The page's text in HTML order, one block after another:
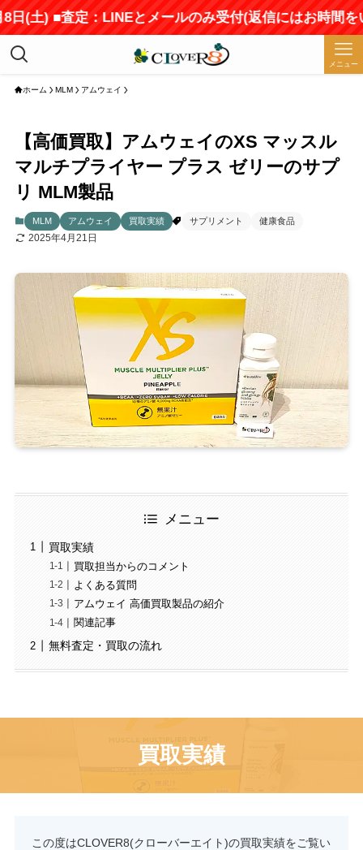
) ■査定：LINEとメールのみ受付(返信にはお時間をいた
メニュー
ホーム MLM アムウェイ
【高価買取】アムウェイのXS マッスル
マルチプライヤー プラス ゼリーのサプ
リ MLM製品
MLM アムウェイ 買取実績 サプリメント 健康食品
2025年4月21日
メニュー
買取実績
買取担当からのコメント
よくある質問
アムウェイ 高価買取製品の紹介
関連記事
無料査定・買取の流れ
買取実績
この度はCLOVER8(クローバーエイト)の買取実績をご覧い